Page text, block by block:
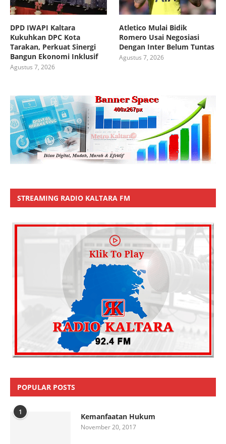
DPD IWAPI Kaltara
Kukuhkan DPC Kota
Tarakan, Perkuat Sinergi
Bangun Ekonomi Inklusif
Agustus 7, 2026
Atletico Mulai Bidik
Romero Usai Negosiasi
Dengan Inter Belum Tuntas
Agustus 7, 2026
STREAMING RADIO KALTARA FM
POPULAR POSTS
1 Kemanfaatan Hukum
November 20, 2017